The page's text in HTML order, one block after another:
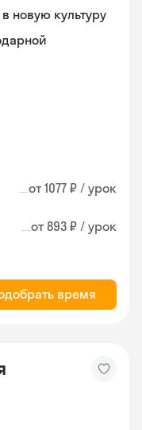
новую культуру
от 1077 ₽ / урок
от 893 ₽ / урок
время